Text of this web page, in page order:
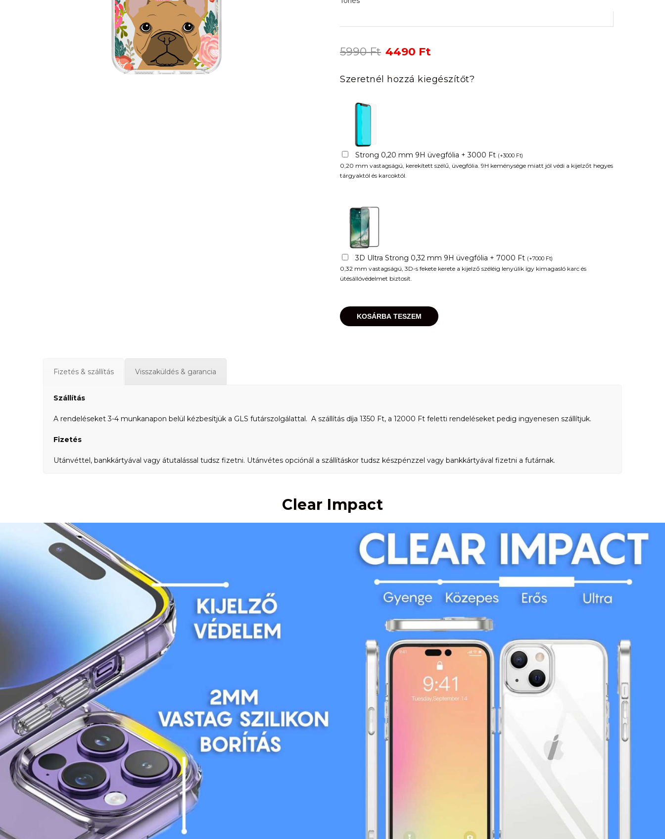
5990Ft Original
was:
5990 Ft.
4490 Ft
is:
4490 Ft.
Szeretnél hozzá kiegészítőt?
Strong 0,20 mm 9H üvegfólia + 3000 Ft (+3000 Ft)
0,20 mm vastagságú, kerekített szélű, üvegfólia. 9H keménysége miatt jól védi a kijelzőt hegyes
tárgyaktól és karcoktól.
3D Ultra Strong 0,32 mm 9H üvegfólia + 7000 Ft (+7000 Ft)
0,32 mm vastagságú, 3D-s fekete kerete a kijelző széléig lenyúlik így kimagasló karc és
ütésállóvédelmet biztosít.
KOSÁRBA TESZEM
Fizetés & szállítás Visszaküldés & garancia
Szállítás
A rendeléseket 3-4 munkanapon belül kézbesítjük a GLS futárszolgálattal. A szállítás díja 1350 Ft, a 12000 Ft feletti rendeléseket pedig ingyenesen szállítjuk.
Fizetés
Utánvéttel, bankkártyával vagy átutalással tudsz fizetni. Utánvétes opciónál a szállításkor tudsz készpénzzel vagy bankkártyával fizetni a futárnak.
Clear Impact